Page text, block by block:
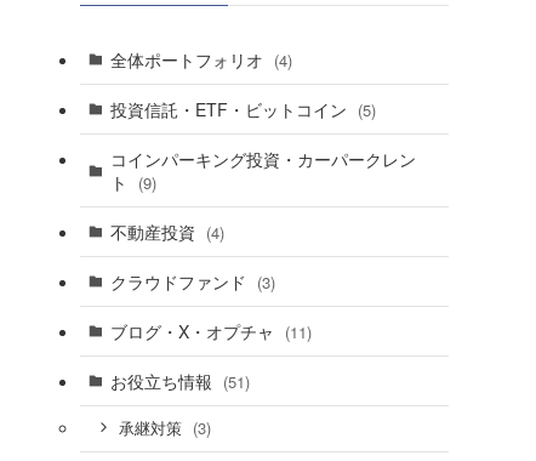
全体ポートフォリオ (4)
投資信託・ETF・ビットコイン (5)
コインパーキング投資・カーパークレン
ト
(9)
不動産投資 (4)
クラウドファンド (3)
ブログ・X・オプチャ (11)
お役立ち情報 (51)
承継対策 (3)